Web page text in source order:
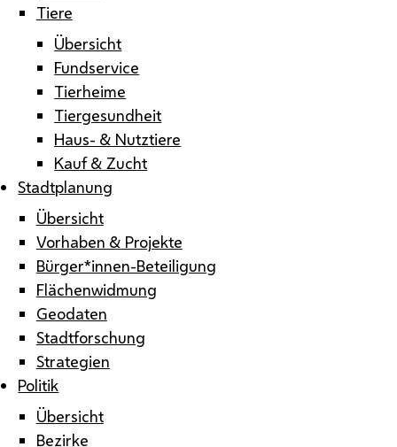
Tiere
Übersicht
Fundservice
Tierheime
Tiergesundheit
Haus- & Nutztiere
Kauf & Zucht
Stadtplanung
Übersicht
Vorhaben & Projekte
Bürger*innen-Beteiligung
Flächenwidmung
Geodaten
Stadtforschung
Strategien
Politik
Übersicht
Bezirke